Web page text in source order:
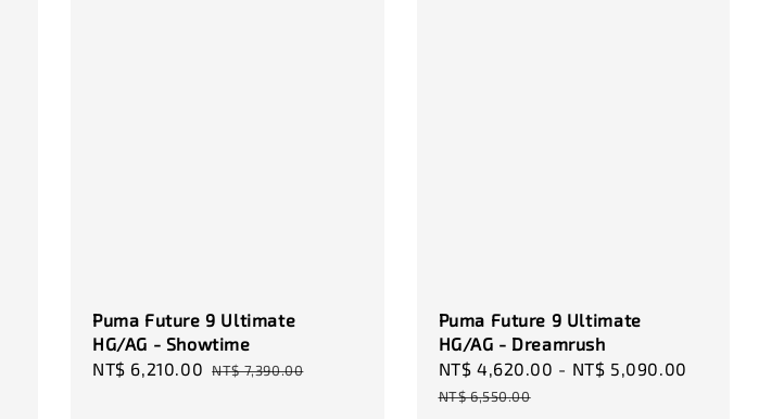
Puma Future 9 Ultimate
HG/AG - Showtime
Sale
NT$ 6,210.00 Regular
NT$ 7,390.00
Puma Future 9 Ultimate
HG/AG - Dreamrush
Sale
price
NT$ 4,620.00 - NT$ 5,090.00
NT$ 6,550.00